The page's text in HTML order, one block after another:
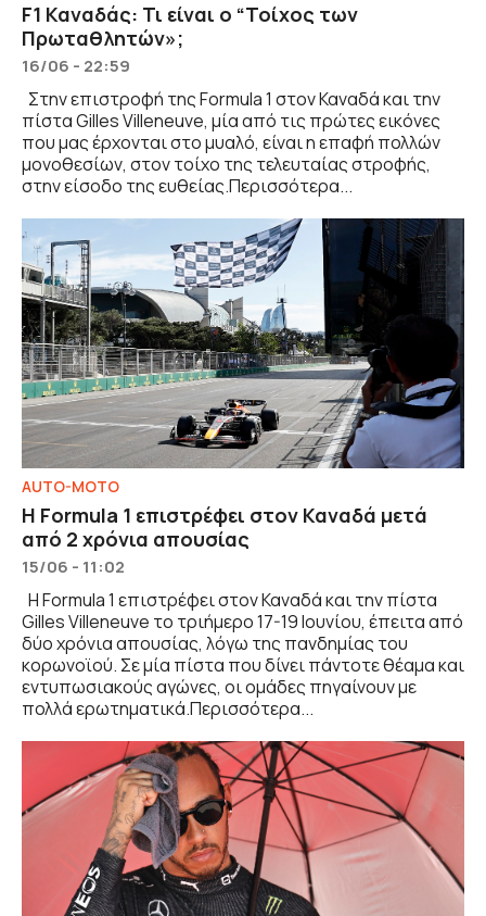
F1 Καναδάς: Τι είναι ο “Τοίχος των
Πρωταθλητών»;
16/06 - 22:59
Στην επιστροφή της Formula 1 στον Καναδά και την
πίστα Gilles Villeneuve, μία από τις πρώτες εικόνες
που μας έρχονται στο μυαλό, είναι η επαφή πολλών
μονοθεσίων, στον τοίχο της τελευταίας στροφής,
στην είσοδο της ευθείας.Περισσότερα...
AUTO-MOTO
Η Formula 1 επιστρέφει στον Καναδά μετά
από 2 χρόνια απουσίας
15/06 - 11:02
Η Formula 1 επιστρέφει στον Καναδά και την πίστα
Gilles Villeneuve το τριήμερο 17-19 Ιουνίου, έπειτα από
δύο χρόνια απουσίας, λόγω της πανδημίας του
κορωνοϊού. Σε μία πίστα που δίνει πάντοτε θέαμα και
εντυπωσιακούς αγώνες, οι ομάδες πηγαίνουν με
πολλά ερωτηματικά.Περισσότερα...